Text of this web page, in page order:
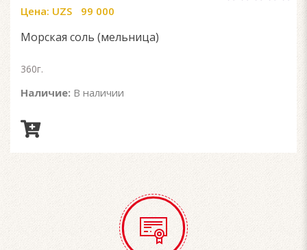
Цена: UZS 99 000
Морская соль (мельница)
360г.
Наличие: В наличии